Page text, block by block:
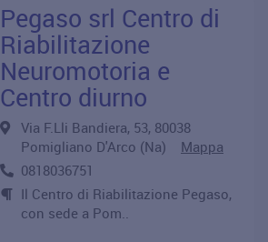
Pegaso srl Centro di
Riabilitazione
Neuromotoria e
Centro diurno
Via F.Lli Bandiera, 53, 80038
Pomigliano D'Arco (Na) Mappa
0818036751
Il Centro di Riabilitazione Pegaso,
con sede a Pom..